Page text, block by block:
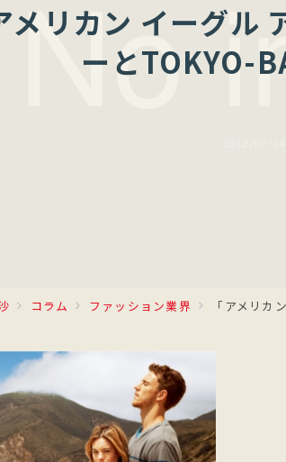
メリカン イーグル
ーとTOKYO-
コラム ファッション業界 「アメリカ